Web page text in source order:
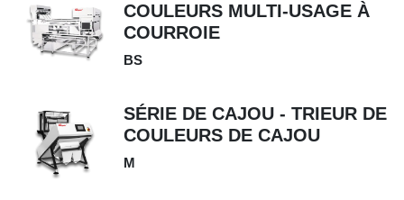
COULEURS MULTI-USAGE À
COURROIE
BS
SÉRIE DE CAJOU - TRIEUR DE
COULEURS DE CAJOU
M